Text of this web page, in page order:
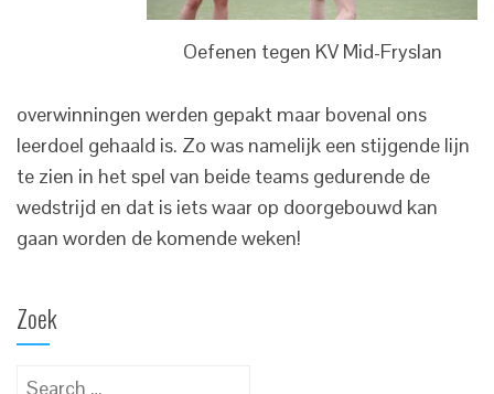
Oefenen tegen KV Mid-Fryslan
overwinningen werden gepakt maar bovenal ons
leerdoel gehaald is. Zo was namelijk een stijgende lijn
te zien in het spel van beide teams gedurende de
wedstrijd en dat is iets waar op doorgebouwd kan
gaan worden de komende weken!
Zoek
Search